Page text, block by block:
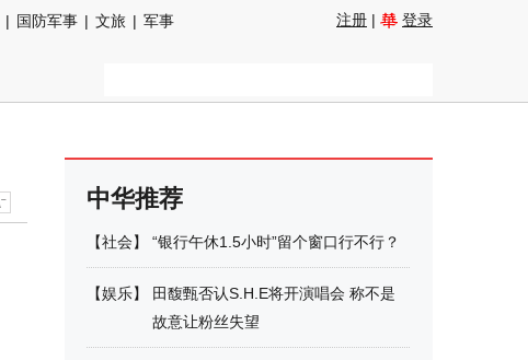
| 国防军事 | 文旅 | 军事
注册 | 登录
中华推荐
【社会】 “银行午休1.5小时”留个窗口行不行？
【娱乐】
田馥甄否认S.H.E将开演唱会 称不是
故意让粉丝失望